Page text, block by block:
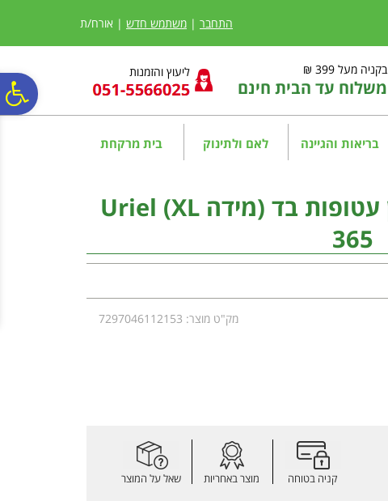
נגישות
אתר
המרכזי התחבר | משתמש חדש | אורח/ת
בקניה מעל 399 ₪
משלוח עד הבית חינם
ליעוץ והזמנות
בריאות והגיינה לאם ולתינוק בית מרקחת
אוריאל טבעות סיליקון עטופות בד (מידה XL) Uriel
365
מק"ט מוצר: 7297046112153
קניה בטוחה מוצר באחריות שאל על המוצר